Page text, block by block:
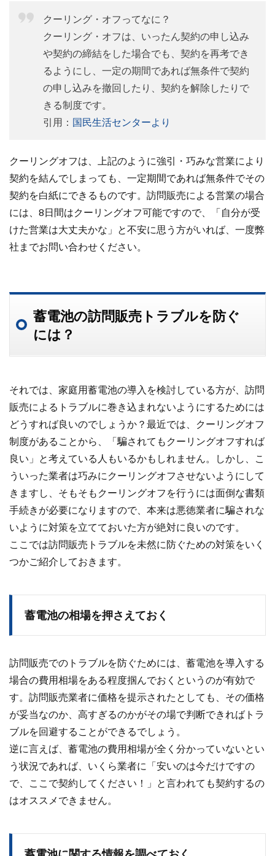
クーリング・オフってなに？
クーリング・オフは、いったん契約の申し込み
や契約の締結をした場合でも、契約を再考でき
るようにし、一定の期間であれば無条件で契約
の申し込みを撤回したり、契約を解除したりで
きる制度です。
引用： 国民生活センターより
クーリングオフは、上記のように強引・巧みな営業により
契約を結んでしまっても、一定期間であれば無条件でその
契約を白紙にできるものです。訪問販売による営業の場合
には、8日間はクーリングオフ可能ですので、「自分が受
けた営業は大丈夫かな」と不安に思う方がいれば、一度弊
社までお問い合わせください。
蓄電池の訪問販売トラブルを防ぐ
には？
それでは、家庭用蓄電池の導入を検討している方が、訪問
販売によるトラブルに巻き込まれないようにするためには
どうすれば良いのでしょうか？最近では、クーリングオフ
制度があることから、「騙されてもクーリングオフすれば
良い」と考えている人もいるかもしれません。しかし、こ
ういった業者は巧みにクーリングオフさせないようにして
きますし、そもそもクーリングオフを行うには面倒な書類
手続きが必要になりますので、本来は悪徳業者に騙されな
いように対策を立てておいた方が絶対に良いのです。
ここでは訪問販売トラブルを未然に防ぐための対策をいく
つかご紹介しておきます。
蓄電池の相場を押さえておく
訪問販売でのトラブルを防ぐためには、蓄電池を導入する
場合の費用相場をある程度掴んでおくというのが有効で
す。訪問販売業者に価格を提示されたとしても、その価格
が妥当なのか、高すぎるのかがその場で判断できればトラ
ブルを回避することができるでしょう。
逆に言えば、蓄電池の費用相場が全く分かっていないとい
う状況であれば、いくら業者に「安いのは今だけですの
で、ここで契約してください！」と言われても契約するの
はオススメできません。